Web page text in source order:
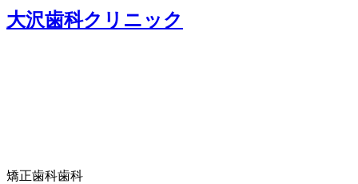
大沢歯科クリニック
矯正歯科歯科